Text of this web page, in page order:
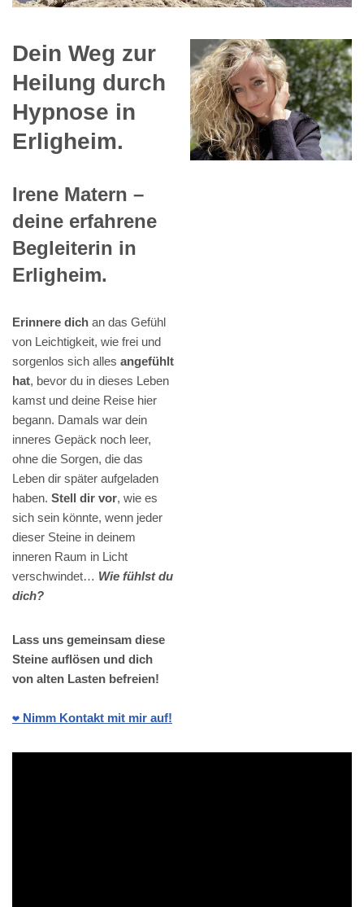
Dein Weg zur
Heilung durch
Hypnose in
Erligheim.
Irene Matern –
deine erfahrene
Begleiterin in
Erligheim.
Erinnere dich an das Gefühl
von Leichtigkeit, wie frei und
sorgenlos sich alles angefühlt
hat, bevor du in dieses Leben
kamst und deine Reise hier
begann. Damals war dein
inneres Gepäck noch leer,
ohne die Sorgen, die das
Leben dir später aufgeladen
haben. Stell dir vor, wie es
sich sein könnte, wenn jeder
dieser Steine in deinem
inneren Raum in Licht
verschwindet… Wie fühlst du
dich?
Lass uns gemeinsam diese
Steine auflösen und dich
von alten Lasten befreien!
❤️ Nimm Kontakt mit mir auf!